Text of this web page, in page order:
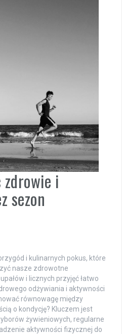
zdrowie i
sezon
i kulinarnych pokus, które
nasze zdrowotne
i licznych przyjęć łatwo
odżywiania i aktywności
równowagę między
o kondycję? Kluczem jest
żywieniowych, regularne
aktywności fizycznej do